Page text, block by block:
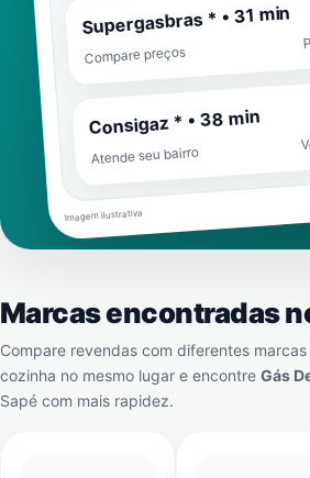
Supergasbras * • 31 min
Compare preços
Consigaz * • 38 min
Atende seu bairro
Imagem ilustrativa
Marcas encontradas
Compare revendas com diferentes
cozinha no mesmo lugar e encontre Gás
Sapé com mais rapidez.